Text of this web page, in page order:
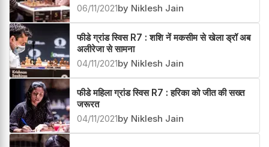
06/11/2021by Niklesh Jain
फीडे ग्रांड स्विस R7 : शशि नें मकसीम से खेला ड्रॉ अब
अलीरेजा से सामना
04/11/2021by Niklesh Jain
फीडे महिला ग्रांड स्विस R7 : हरिका को जीत की सख्त
जरूरत
04/11/2021by Niklesh Jain